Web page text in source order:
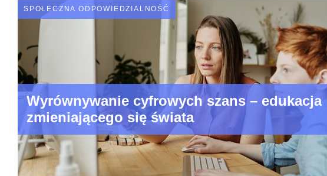
SPOŁECZNA ODPOWIEDZIALNOŚĆ
Wyrównywanie cyfrowych szans – edukacja
zmieniającego się świata